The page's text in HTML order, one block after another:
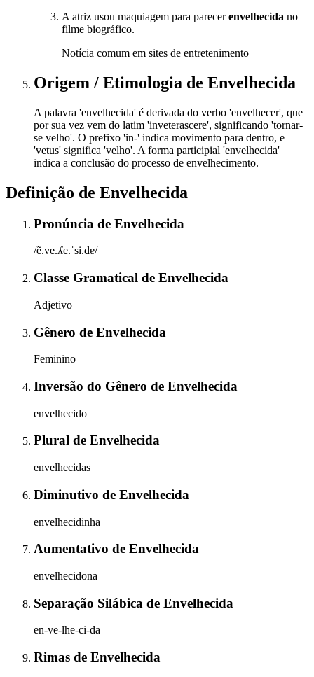
A atriz usou maquiagem para parecerenvelhecida no
filme biográfico.
Notícia comum em sites de entretenimento
Origem / Etimologia de Envelhecida
A palavra 'envelhecida' é derivada do verbo 'envelhecer', que
por sua vez vem do latim 'inveterascere', significando 'tornar-
se velho'. O prefixo 'in-' indica movimento para dentro, e
'vetus' significa 'velho'. A forma participial 'envelhecida'
indica a conclusão do processo de envelhecimento.
Definição de Envelhecida
Pronúncia de Envelhecida
/ẽ.ve.ʎe.ˈsi.dɐ/
Classe Gramatical de Envelhecida
Adjetivo
Gênero de Envelhecida
Feminino
Inversão do Gênero de Envelhecida
envelhecido
Plural de Envelhecida
envelhecidas
Diminutivo de Envelhecida
envelhecidinha
Aumentativo de Envelhecida
envelhecidona
Separação Silábica de Envelhecida
en-ve-lhe-ci-da
Rimas de Envelhecida